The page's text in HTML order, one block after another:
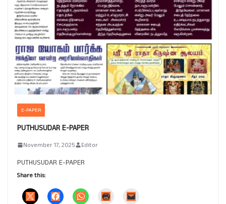
E-PAPER
PUTHUSUDAR E-PAPER
November 17, 2025 Editor
PUTHUSUDAR E-PAPER
Share this: